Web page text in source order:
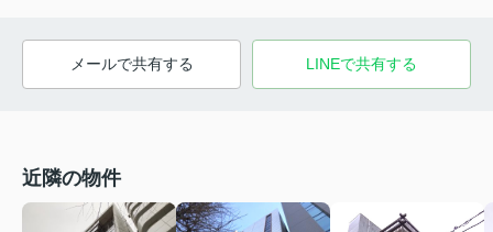
メールで共有する LINEで共有する
近隣の物件